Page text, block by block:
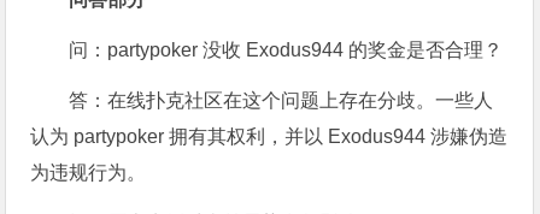
问：partypoker 没收 Exodus944 的奖金是否合理？
答：在线扑克社区在这个问题上存在分歧。一些人
认为 partypoker 拥有其权利，并以 Exodus944 涉嫌伪造
为违规行为。